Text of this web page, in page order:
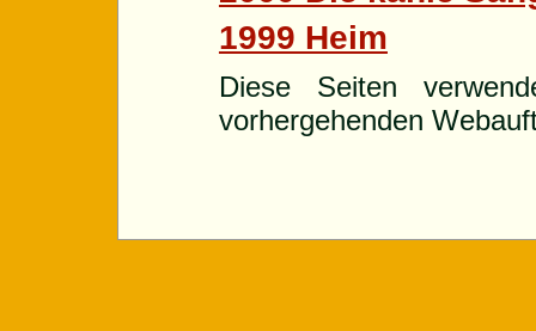
1999 Heim
Diese Seiten
vorhergehenden